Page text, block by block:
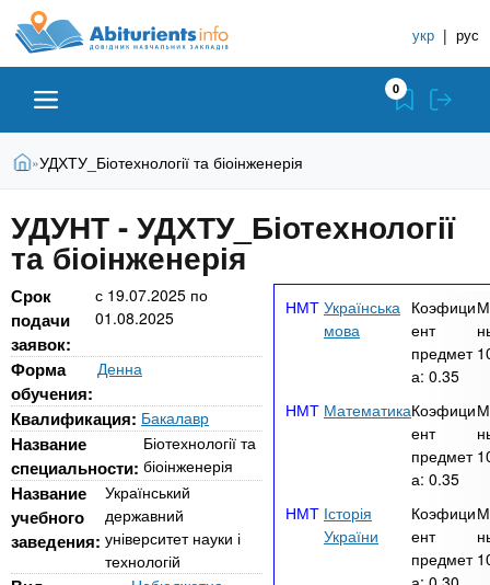
A
b
i
t
u
r
i
e
n
п
р
в
о
н
и
к
У
ч
е
б
н
ы
х
з
а
укр | рус
Абитуриенту
Вузы
Колледжи
Курсы
Частные школы
MBA
Онлайн курсы
0
В
д
е
с
ь
Главная
»УДХТУ_Біотехнології та біоінженерія
УДУНТ - УДХТУ_Біотехнології
та біоінженерія
Срок
подачи
заявок:
с 19.07.2025по
01.08.2025
Форма
обучения:
Денна
Квалификация: Бакалавр
Название
специальности:
Біотехнології та
біоінженерія
Название
учебного
заведения:
Український
державний
університет науки і
технологій
Українська
мова
Коэфици
ент
предмет
а: 0.35
МатематикаКоэфици
ент
предмет
а: 0.35
Історія
України
Коэфици
ент
предмет